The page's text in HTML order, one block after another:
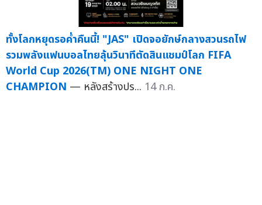
ทั้งโลกหยุดรอค่ำคืนนี้! "JAS" เปิดจอยักษ์กลางสวนรถไฟ
รวมพลังแฟนบอลไทยลุ้นวินาทีตัดสินแชมป์โลก FIFA
World Cup 2026(TM) ONE NIGHT ONE
CHAMPION — หลังสร้างปร... 14 ก.ค.